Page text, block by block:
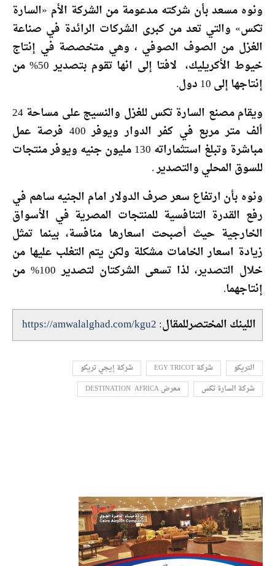
ونوه مسعد بأن شركته مدعومة من الشركة الأم «السارة
تكس» والتي تعد من كبرى الشركات الرائدة في صناعة
الغزل من الصوف الصوفي ، وهي متخصصة في إنتاج
خيوط الأكريليك، لافتا إلى انها تقوم بتصدير 50% من
إنتاجها إلى 10 دول.
ويقام مصنع السارة تكس للغزل والنسيج على مساحة 24
ألف متر مربع في كفر الدوار ويوفر 400 فرصة عمل
مباشرة وتبلغ استثماراته 130 مليون جنيه ويوفر منتجات
للسوق المحلي والتصدير .
ونوه بأن ارتفاع سعر صرف الدولار امام الجنيه ساهم في
رفع القدرة التنافسية للمنتجات المصرية في الأسواق
الخارجية حيث أصبحت اسعارها منافسة، بينما تمثل
زيادة اسعار الخامات مشكلة ولكن يتم التغلب عليها من
خلال التصدير، لذا تسعى الشركتان لتصدير 100% من
إنتاجهما.
اللينك المختصرللمقال:https://amwalalghad.com/kgu2
التريكو شركة EGY TRICOT
شركة إيجي تريكو
شركة السارة تكس
معرض DESTINATION AFRICA